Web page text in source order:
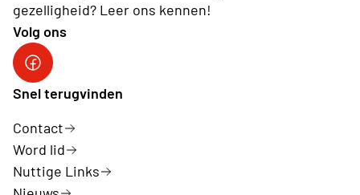
gezelligheid? Leer ons kennen!
Volg ons
Neos DiNA
Snel terugvinden
Contact
Word lid
Nuttige Links